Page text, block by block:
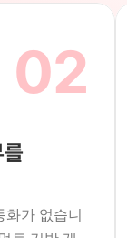
02
화가 없습니